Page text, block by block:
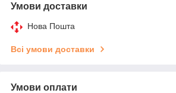
Умови доставки
Нова Пошта
Всі умови доставки
Умови оплати